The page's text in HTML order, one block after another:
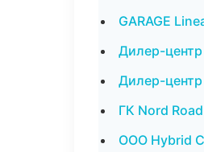
GARAGE
Дилер-
Дилер-
ГК Nord
ООО Hybrid